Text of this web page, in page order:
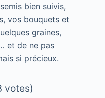
bien suivis,
vos bouquets et
graines,
et de ne pas
si précieux.
votes)